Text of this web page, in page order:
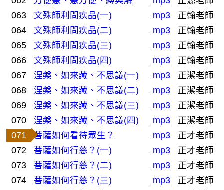
063
文殊師利問疾品(一) mp3
正翰老師
064
文殊師利問疾品(二) mp3
正翰老師
065
文殊師利問疾品(三) mp3
正翰老師
066
文殊師利問疾品(四) mp3
正翰老師
067
涅槃、如來藏、不思議(一) mp3
正潔老師
068
涅槃、如來藏、不思議(二) mp3
正潔老師
069
涅槃、如來藏、不思議(三) mp3
正潔老師
070
涅槃、如來藏、不思議(四) mp3
正潔老師
071
菩薩如何看待眾生？ mp3
正才老師
072
菩薩如何行慈？(一) mp3
正才老師
073
菩薩如何行慈？(二) mp3
正才老師
074
菩薩如何行慈？(三) mp3
正才老師